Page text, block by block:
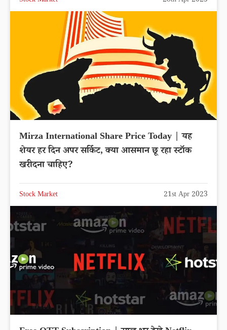
Mirza International Share Price Today | यह
शेयर हर दिन अपर सर्किट, क्या आसमान छू रहा स्टॉक
खरीदना चाहिए?
Stock Market 21st Apr 2023